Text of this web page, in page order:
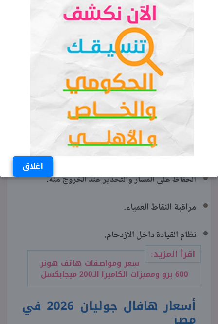
اغلاق
نظام التحكم في الجر والثبات الإلكتروني.
مساعد الصعود والهبوط على المرتفعات.
نظام الركن الذاتي «Auto Park».
نظام التحذير من التصادم الأمامي والخلفي.
الحفاظ على المسار والتحذير عند الخروج منه.
مراقبة النقاط العمياء.
نظام القيادة داخل الازدحام.
اقرأ المزيد:
سعر ومواصفات هاتف هونر
600 برو ومميزات الكاميرا الـ200 ميجابكسل
أسعار هافال جوليان 2026 في